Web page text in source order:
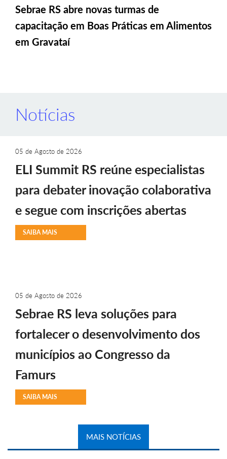
Sebrae RS abre novas turmas de
capacitação em Boas Práticas em Alimentos
em Gravataí
Notícias
05 de Agosto de 2026
ELI Summit RS reúne especialistas
para debater inovação colaborativa
e segue com inscrições abertas
SAIBA MAIS
05 de Agosto de 2026
Sebrae RS leva soluções para
fortalecer o desenvolvimento dos
municípios ao Congresso da
Famurs
SAIBA MAIS
MAIS NOTÍCIAS